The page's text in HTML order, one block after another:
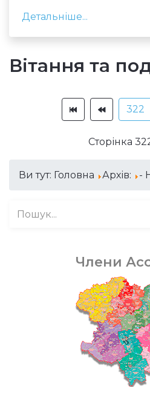
Детальніше...
Вітання та
322
Сторінка
Ви тут: Головна Архів: -
Члени